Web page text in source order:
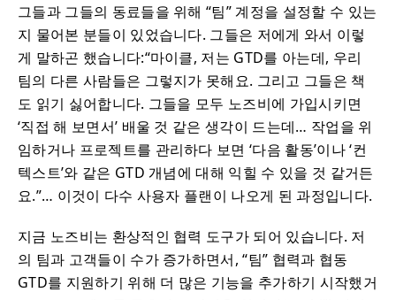
그들과 그들의 동료들을 위해 “팀” 계정을 설정할 수 있는
지 물어본 분들이 있었습니다. 그들은 저에게 와서 이렇
게 말하곤 했습니다:“마이클, 저는 GTD를 아는데, 우리
팀의 다른 사람들은 그렇지가 못해요. 그리고 그들은 책
도 읽기 싫어합니다. 그들을 모두 노즈비에 가입시키면
‘직접 해 보면서’ 배울 것 같은 생각이 드는데… 작업을 위
임하거나 프로젝트를 관리하다 보면 ‘다음 활동’이나 ‘컨
텍스트’와 같은 GTD 개념에 대해 익힐 수 있을 것 같거든
요.”… 이것이 다수 사용자 플랜이 나오게 된 과정입니다.
지금 노즈비는 환상적인 협력 도구가 되어 있습니다. 저
의 팀과 고객들이 수가 증가하면서, “팀” 협력과 협동
GTD를 지원하기 위해 더 많은 기능을 추가하기 시작했거